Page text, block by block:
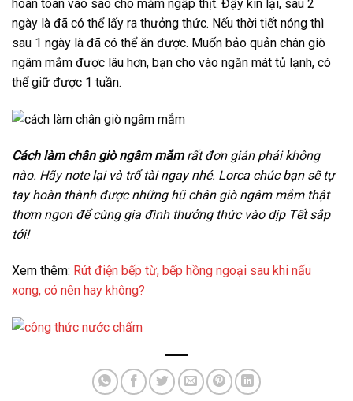
hoàn toàn vào sao cho mắm ngập thịt. Đậy kín lại, sau 2
ngày là đã có thể lấy ra thưởng thức. Nếu thời tiết nóng thì
sau 1 ngày là đã có thể ăn được. Muốn bảo quản chân giò
ngâm mắm được lâu hơn, bạn cho vào ngăn mát tủ lạnh, có
thể giữ được 1 tuần.
Cách làm chân giò ngâm mắmrất đơn giản phải không
nào. Hãy note lại và trổ tài ngay nhé. Lorca chúc bạn sẽ tự
tay hoàn thành được những hũ chân giò ngâm mắm thật
thơm ngon để cùng gia đình thưởng thức vào dịp Tết sắp
tới!
Xem thêm: Rút điện bếp từ, bếp hồng ngoại sau khi nấu
xong, có nên hay không?